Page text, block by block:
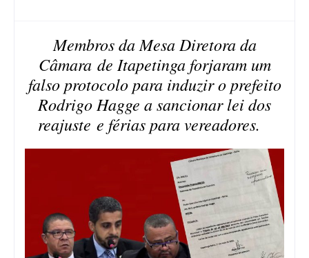
Membros da Mesa Diretora da
Câmara de Itapetinga forjaram um
falso protocolo para induzir o prefeito
Rodrigo Hagge a sancionar lei dos
reajuste e férias para vereadores.